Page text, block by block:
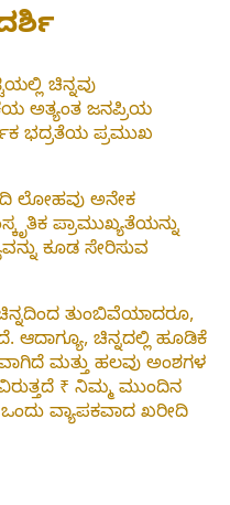
ಚಿನ್ನವು
ಅತ್ಯಂತ ಜನಪ್ರಿಯ
ಭದ್ರತೆಯ ಪ್ರಮುಖ
ಲೋಹವು ಅನೇಕ
ಪ್ರಾಮುಖ್ಯತೆಯನ್ನು
ಕೂಡ ಸೇರಿಸುವ
ತುಂಬಿವೆಯಾದರೂ,
ಆದಾಗ್ಯೂ, ಚಿನ್ನದಲ್ಲಿ ಹೂಡಿಕೆ
ಮತ್ತು ಹಲವು ಅಂಶಗಳ
₹ ನಿಮ್ಮ ಮುಂದಿನ
ವ್ಯಾಪಕವಾದ ಖರೀದಿ